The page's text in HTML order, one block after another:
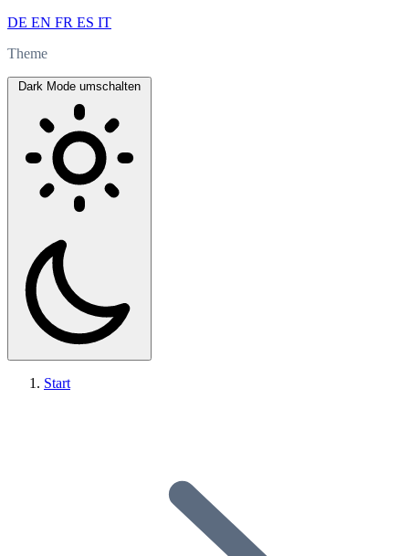
DE EN FR ES IT
Theme
Dark Mode umschalten
Start